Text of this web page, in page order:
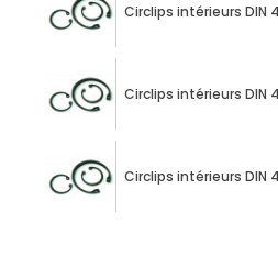
Circlips intérieurs DIN
Circlips intérieurs DIN
Circlips intérieurs DIN